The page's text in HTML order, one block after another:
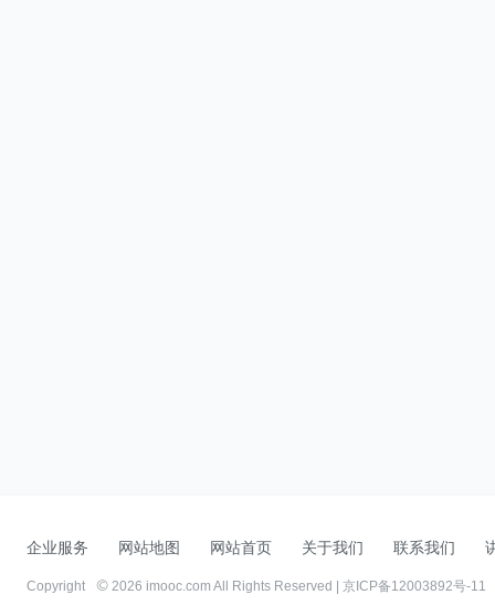
企业服务 网站地图 网站首页 关于我们 联系我们
Copyright 2026 imooc.com All Rights Reserved | 京ICP备12003892号-11